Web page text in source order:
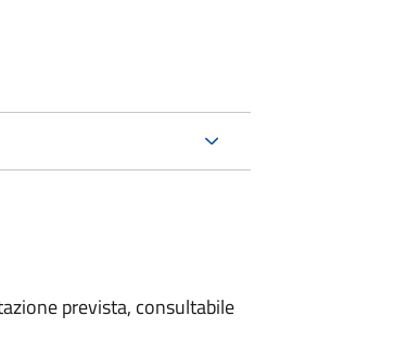
prevista, consultabile